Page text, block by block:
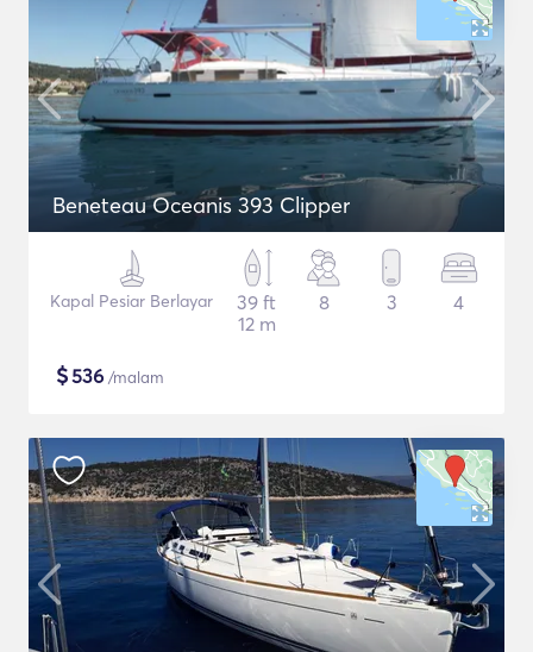
Beneteau Oceanis 393 Clipper
Kapal Pesiar Berlayar
39 ft
12 m
8 3 4
$536 /malam